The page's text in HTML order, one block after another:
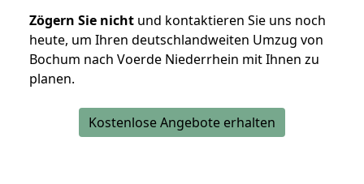
Zögern Sie nicht und kontaktieren Sie uns noch
heute, um Ihren deutschlandweiten Umzug von
Bochum nach Voerde Niederrhein mit Ihnen zu
planen.
Kostenlose Angebote erhalten